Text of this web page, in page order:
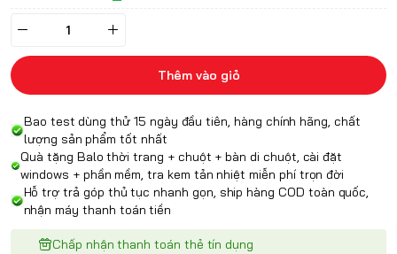
Thêm vào giỏ
Bao test dùng thử 15 ngày đầu tiên, hàng chính hãng, chất
lượng sản phẩm tốt nhất
Quà tặng Balo thời trang + chuột + bàn di chuột, cài đặt
windows + phần mềm, tra kem tản nhiệt miễn phí trọn đời
Hỗ trợ trả góp thủ tục nhanh gọn, ship hàng COD toàn quốc,
nhận máy thanh toán tiền
Chấp nhận thanh toán thẻ tín dụng